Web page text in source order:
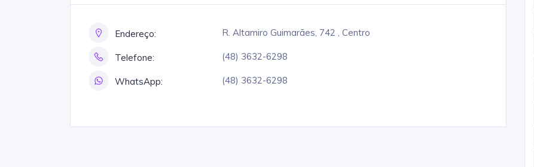
Endereço: R. Altamiro Guimarães, 742 , Centro
Telefone: (48) 3632-6298
WhatsApp: (48) 3632-6298